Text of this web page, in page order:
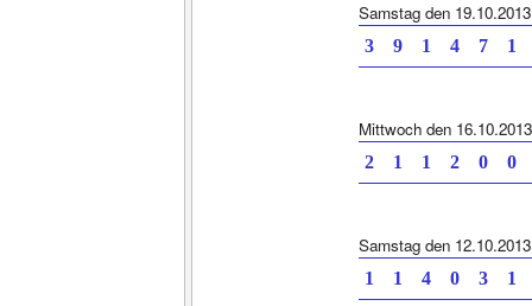
Samstag den 19.10.2013
3 9 1 4 7 1
Mittwoch den 16.10.2013
2 1 1 2 0 0
Samstag den 12.10.2013
1 1 4 0 3 1